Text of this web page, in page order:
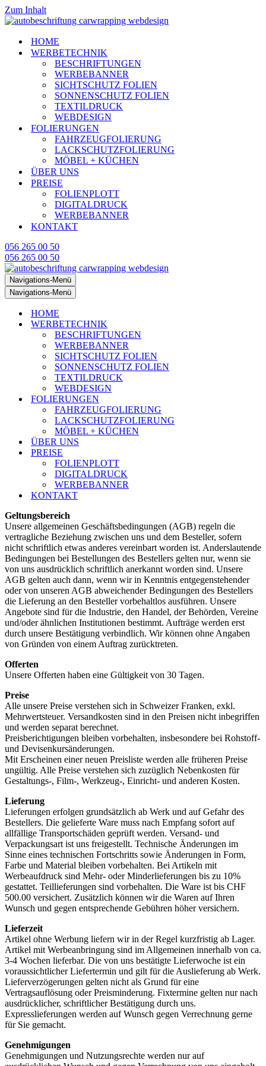
Zum Inhalt
HOME
WERBETECHNIK
BESCHRIFTUNGEN
WERBEBANNER
SICHTSCHUTZ FOLIEN
SONNENSCHUTZ FOLIEN
TEXTILDRUCK
WEBDESIGN
FOLIERUNGEN
FAHRZEUGFOLIERUNG
LACKSCHUTZFOLIERUNG
MÖBEL + KÜCHEN
ÜBER UNS
PREISE
FOLIENPLOTT
DIGITALDRUCK
WERBEBANNER
KONTAKT
056 265 00 50
056 265 00 50
Navigations-Menü
Navigations-Menü
HOME
WERBETECHNIK
BESCHRIFTUNGEN
WERBEBANNER
SICHTSCHUTZ FOLIEN
SONNENSCHUTZ FOLIEN
TEXTILDRUCK
WEBDESIGN
FOLIERUNGEN
FAHRZEUGFOLIERUNG
LACKSCHUTZFOLIERUNG
MÖBEL + KÜCHEN
ÜBER UNS
PREISE
FOLIENPLOTT
DIGITALDRUCK
WERBEBANNER
KONTAKT
Geltungsbereich
Unsere allgemeinen Geschäftsbedingungen (AGB) regeln die
vertragliche Beziehung zwischen uns und dem Besteller, sofern
nicht schriftlich etwas anderes vereinbart worden ist. Anderslautende
Bedingungen bei Bestellungen des Bestellers gelten nur, wenn sie
von uns ausdrücklich schriftlich anerkannt worden sind. Unsere
AGB gelten auch dann, wenn wir in Kenntnis entgegenstehender
oder von unseren AGB abweichender Bedingungen des Bestellers
die Lieferung an den Besteller vorbehaltlos ausführen. Unsere
Angebote sind für die Industrie, den Handel, der Behörden, Vereine
und/oder ähnlichen Institutionen bestimmt. Aufträge werden erst
durch unsere Bestätigung verbindlich. Wir können ohne Angaben
von Gründen von einem Auftrag zurücktreten.
Offerten
Unsere Offerten haben eine Gültigkeit von 30 Tagen.
Preise
Alle unsere Preise verstehen sich in Schweizer Franken, exkl.
Mehrwertsteuer. Versandkosten sind in den Preisen nicht inbegriffen
und werden separat berechnet.
Preisberichtigungen bleiben vorbehalten, insbesondere bei Rohstoff-
und Devisenkursänderungen.
Mit Erscheinen einer neuen Preisliste werden alle früheren Preise
ungültig. Alle Preise verstehen sich zuzüglich Nebenkosten für
Gestaltungs-, Film-, Werkzeug-, Einricht- und anderen Kosten.
Lieferung
Lieferungen erfolgen grundsätzlich ab Werk und auf Gefahr des
Bestellers. Die gelieferte Ware muss nach Empfang sofort auf
allfällige Transportschäden geprüft werden. Versand- und
Verpackungsart ist uns freigestellt. Technische Änderungen im
Sinne eines technischen Fortschritts sowie Änderungen in Form,
Farbe und Material bleiben vorbehalten. Bei Artikeln mit
Werbeaufdruck sind Mehr- oder Minderlieferungen bis zu 10%
gestattet. Teillieferungen sind vorbehalten. Die Ware ist bis CHF
500.00 versichert. Zusätzlich können wir die Waren auf Ihren
Wunsch und gegen entsprechende Gebühren höher versichern.
Lieferzeit
Artikel ohne Werbung liefern wir in der Regel kurzfristig ab Lager.
Artikel mit Werbeanbringung sind im Allgemeinen innerhalb von ca.
3-4 Wochen lieferbar. Die von uns bestätigte Lieferwoche ist ein
voraussichtlicher Liefertermin und gilt für die Auslieferung ab Werk.
Lieferverzögerungen gelten nicht als Grund für eine
Vertragsauflösung oder Preisminderung. Fixtermine gelten nur nach
ausdrücklicher, schriftlicher Bestätigung durch uns.
Expresslieferungen werden auf Wunsch gegen Verrechnung gerne
für Sie gemacht.
Genehmigungen
Genehmigungen und Nutzungsrechte werden nur auf